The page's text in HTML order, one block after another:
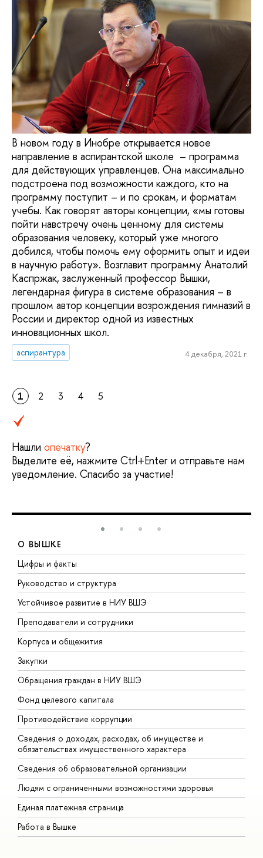
В новом году в Инобре открывается новое
направление в аспирантской школе – программа
для действующих управленцев. Она максимально
подстроена под возможности каждого, кто на
программу поступит – и по срокам, и форматам
учебы. Как говорят авторы концепции, «мы готовы
пойти навстречу очень ценному для системы
образования человеку, который уже многого
добился, чтобы помочь ему оформить опыт и идеи
в научную работу». Возглавит программу Анатолий
Каспржак, заслуженный профессор Вышки,
легендарная фигура в системе образования – в
прошлом автор концепции возрождения гимназий в
России и директор одной из известных
инновационных школ.
аспирантура 4 декабря, 2021 г.
1 2 3 4 5
Нашли опечатку?
Выделите её, нажмите Ctrl+Enter и отправьте нам
уведомление. Спасибо за участие!
О ВЫШКЕ
Цифры и факты
Руководство и структура
Устойчивое развитие в НИУ ВШЭ
Преподаватели и сотрудники
Корпуса и общежития
Закупки
Обращения граждан в НИУ ВШЭ
Фонд целевого капитала
Противодействие коррупции
Сведения о доходах, расходах, об имуществе и
обязательствах имущественного характера
Сведения об образовательной организации
Людям с ограниченными возможностями здоровья
Единая платежная страница
Работа в Вышке